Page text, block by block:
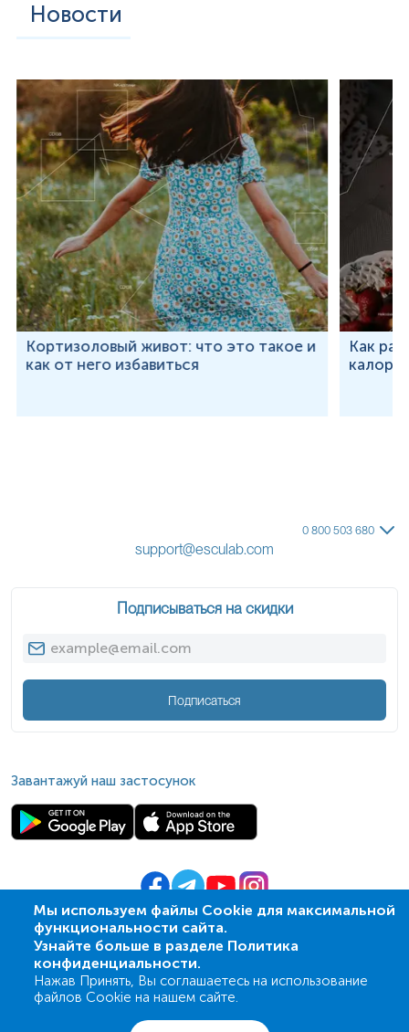
Новости
Кортизоловый живот: что это такое и
как от него избавиться
Как
Мы используем файлы Cookie для максимальной
функциональности сайта.
Узнайте больше в разделе Политика
конфиденциальности.
Нажав Принять, Вы соглашаетесь на использование
файлов Cookie на нашем сайте.
0 800 503 680
support@esculab.com
Подписываться на скидки
Подписаться
Завантажуй наш застосунок
© 2009- 2026| ПСМЛ «Ескулаб»